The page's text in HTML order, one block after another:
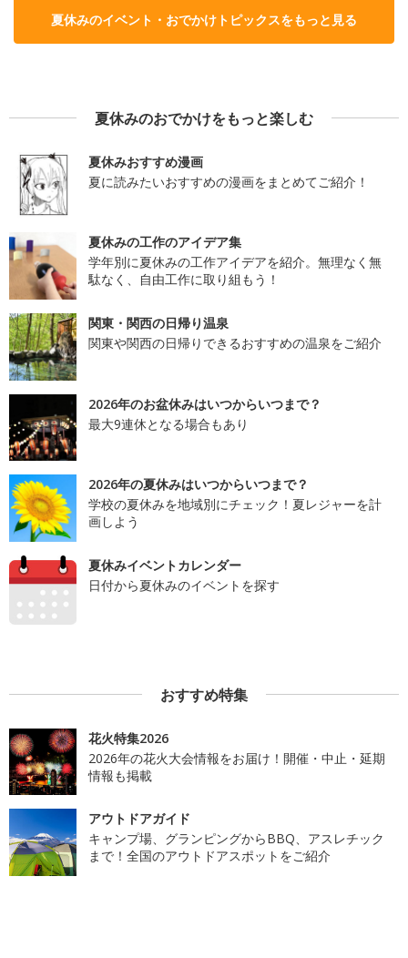
夏休みのイベント・おでかけトピックスをもっと見る
夏休みのおでかけをもっと楽しむ
夏休みおすすめ漫画
夏に読みたいおすすめの漫画をまとめてご紹介！
夏休みの工作のアイデア集
学年別に夏休みの工作アイデアを紹介。無理なく無
駄なく、自由工作に取り組もう！
関東・関西の日帰り温泉
関東や関西の日帰りできるおすすめの温泉をご紹介
2026年のお盆休みはいつからいつまで？
最大9連休となる場合もあり
2026年の夏休みはいつからいつまで？
学校の夏休みを地域別にチェック！夏レジャーを計
画しよう
夏休みイベントカレンダー
日付から夏休みのイベントを探す
おすすめ特集
花火特集2026
2026年の花火大会情報をお届け！開催・中止・延期
情報も掲載
アウトドアガイド
キャンプ場、グランピングからBBQ、アスレチック
まで！全国のアウトドアスポットをご紹介